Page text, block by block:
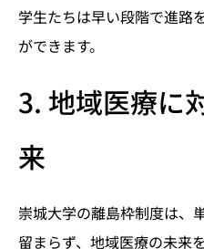
学生たちは早い段階で進路
ができます。
3. 地域医療に
来
崇城大学の離島枠制度は、
留まらず、地域医療の未来